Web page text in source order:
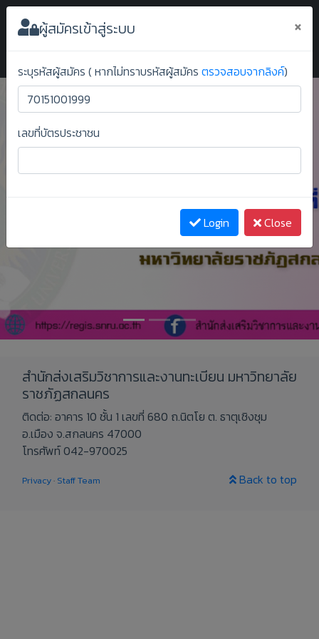
ระบบยืนยันสิทธิ์ออนไลน์ ม.ราชภัฏสกลนคร
ผู้สมัครเข้าสู่ระบบ ×
ระบุรหัสผู้สมัคร ( หากไม่ทราบรหัสผู้สมัคร ตรวจสอบจากลิงค์)
เลขที่บัตรประชาชน
Login Close Next
สำนักส่งเสริมวิชาการและงานทะเบียน มหาวิทยาลัย
ราชภัฏสกลนคร
ติดต่อ: อาคาร 10 ชั้น 1 เลขที่ 680 ถ.นิตโย ต. ธาตุเชิงชุม
อ.เมือง จ.สกลนคร 47000
โทรศัพท์ 042-970025
Back to top
Privacy· Staff Team